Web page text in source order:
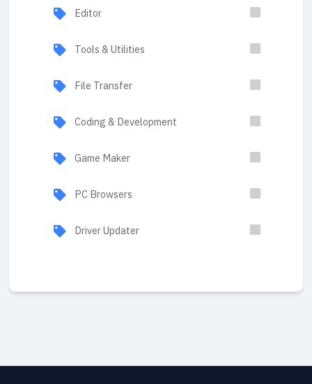
Editor
Tools & Utilities
File Transfer
Coding & Development
Game Maker
PC Browsers
Driver Updater